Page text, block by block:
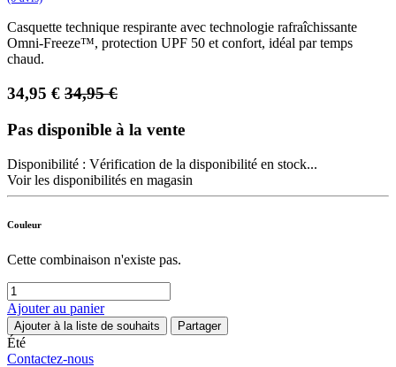
Casquette technique respirante avec technologie rafraîchissante
Omni-Freeze™, protection UPF 50 et confort, idéal par temps
chaud.
34,95 € 34,95€
Pas disponible à la vente
Disponibilité : Vérification de la disponibilité en stock...
Voir les disponibilités en magasin
Couleur
Cette combinaison n'existe pas.
Ajouter au panier
Ajouter à la liste de souhaits Partager
Été
Contactez-nous